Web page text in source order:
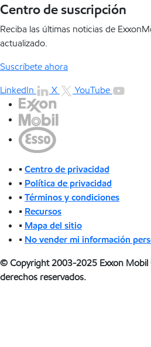
Centro de suscripción
Reciba las últimas noticias de
actualizado.
Suscríbete ahora
LinkedIn
X YouTube
•Centro de privacidad
• Política de privacidad
•Términos y condiciones
• Recursos
• Mapa del sitio
• No vender mi información
© Copyright 2003-2025 Exxon Mobil
derechos reservados.